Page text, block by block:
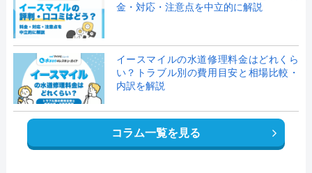
金・対応・注意点を中立的に解説
イースマイルの水道修理料金はどれくら
い？トラブル別の費用目安と相場比較・
内訳を解説
コラム一覧を見る